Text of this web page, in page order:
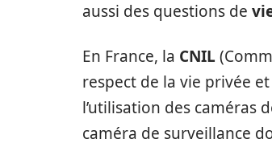
aussi des questions de
En France, la CNIL
respect de la vie privée
l’utilisation des caméras
caméra de surveillance